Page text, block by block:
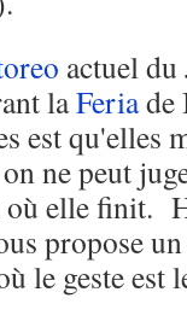
actuel
laFeriade
est qu'elles
ne peut
elle finit.
propose
le geste est